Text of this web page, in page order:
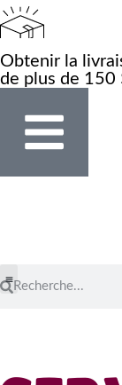
Obtenir la
de plus de 150